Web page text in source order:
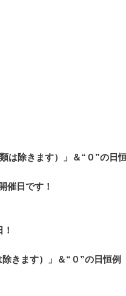
は除きます）」＆“０”の日
催日です！
ル★
！
きます）」＆“０”の日恒例